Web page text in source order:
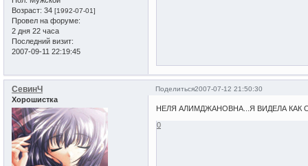
Возраст: 34 [1992-07-01]
Провел на форуме:
2 дня 22 часа
Последний визит:
2007-09-11 22:19:45
Поделиться2007-07-12 21:50:30
СевинЧ
Хорошистка
НЕЛЯ АЛИМДЖАНОВНА...Я ВИДЕЛА КАК
0